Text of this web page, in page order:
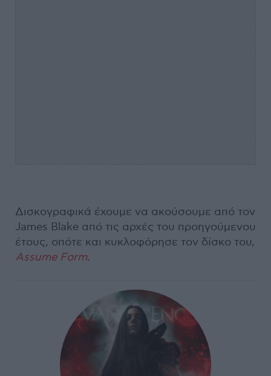
Δισκογραφικά έχουμε να ακούσουμε από τον
James Blake από τις αρχές του προηγούμενου
έτους, οπότε και κυκλοφόρησε τον δίσκο του,
Assume Form.